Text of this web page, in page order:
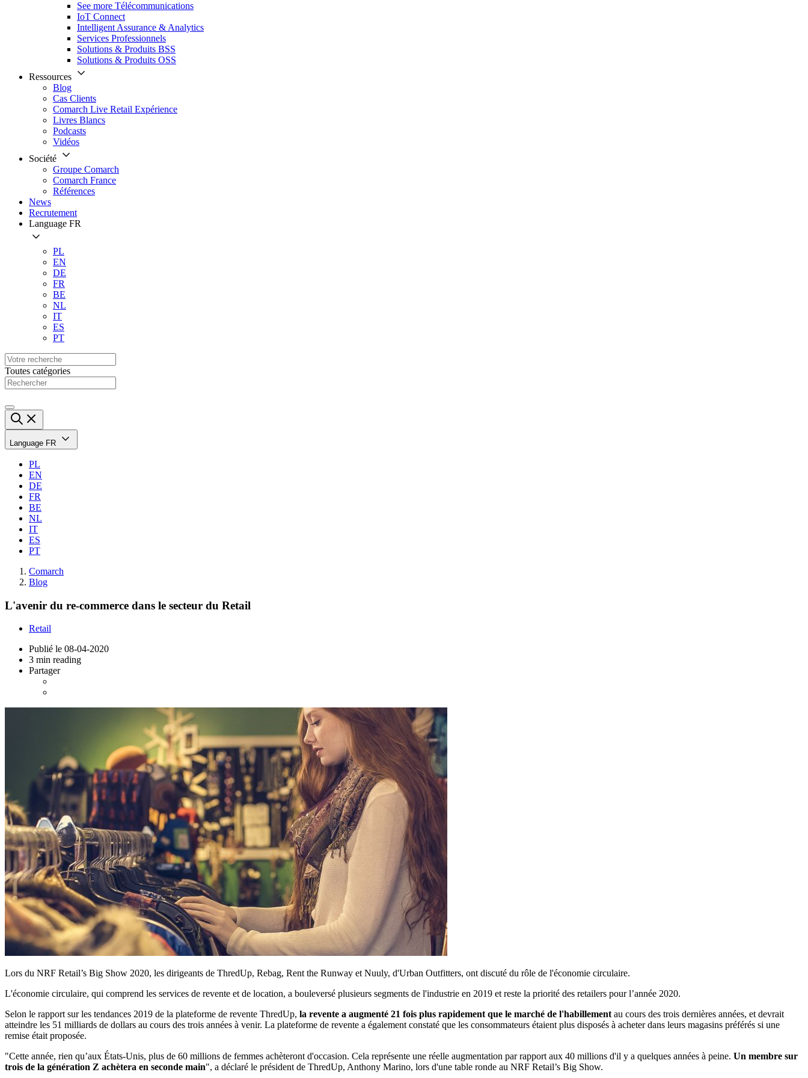
See more Télécommunications
IoT Connect
Intelligent Assurance & Analytics
Services Professionnels
Solutions & Produits BSS
Solutions & Produits OSS
Ressources
Blog
Cas Clients
Comarch Live Retail Expérience
Livres Blancs
Podcasts
Vidéos
Société
Groupe Comarch
Comarch France
Références
News
Recrutement
Language FR
PL
EN
DE
FR
BE
NL
IT
ES
PT
Toutes catégories
Language FR
PL
EN
DE
FR
BE
NL
IT
ES
PT
Comarch
Blog
L'avenir du re-commerce dans le secteur du Retail
Retail
Publié le 08-04-2020
3 min reading
Partager
Lors du NRF Retail’s Big Show 2020, les dirigeants de ThredUp, Rebag, Rent the Runway et Nuuly, d'Urban Outfitters, ont discuté du rôle de l'économie circulaire.
L'économie circulaire, qui comprend les services de revente et de location, a bouleversé plusieurs segments de l'industrie en 2019 et reste la priorité des retailers pour l’année 2020.
Selon le rapport sur les tendances 2019 de la plateforme de revente ThredUp, la revente a augmenté 21 fois plus rapidement que le marché de l'habillementau cours des trois dernières années, et devrait
atteindre les 51 milliards de dollars au cours des trois années à venir. La plateforme de revente a également constaté que les consommateurs étaient plus disposés à acheter dans leurs magasins préférés si une
remise était proposée.
"Cette année, rien qu’aux États-Unis, plus de 60 millions de femmes achèteront d'occasion. Cela représente une réelle augmentation par rapport aux 40 millions d'il y a quelques années à peine. Un membre sur
trois de la génération Z achètera en seconde main", a déclaré le président de ThredUp, Anthony Marino, lors d'une table ronde au NRF Retail’s Big Show.